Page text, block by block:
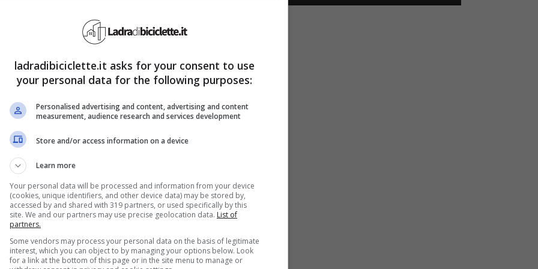
spera che, proponendo una cospicua offerta a
subito, però, si è trovato ad affrontare le
a lavorare per suo padre e lo ha
per causargli fastidio. Marina sta cercando
invano. Nelle prossime puntate, poi, ci sarà
sua vendetta
sul finale di stagione:
mostrerà pronto a tutto
, la trama vedrà protagonista Alberto
un periodo complicato, a causa della
ladradibiciclette.it asks for your consent to use
your personal data for the following purposes:
Personalised advertising and content, advertising and content
measurement, audience research and services development
Store and/or access information on a device
Learn more
Your personal data will be processed and information from your device
(cookies, unique identifiers, and other device data) may be stored by,
accessed by and shared with 319 partners, or used specifically by this
site. We and our partners may use precise geolocation data. List of
partners.
Some vendors may process your personal data on the basis of legitimate
interest, which you can object to by managing your options below. Look
for a link at the bottom of this page or in the site menu to manage or